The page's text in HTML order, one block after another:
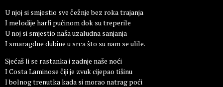
U njoj si smjestio sve čežnje bez roka trajanja
I melodije harfi pučinom dok su treperile
U noj si smjestio naša uzaludna sanjanja
I smaragdne dubine u srca što su nam se ulile.
Sjećaš li se rastanka i zadnje naše noći
I Costa Laminose čiji je zvuk cijepao tišinu
I bolnog trenutka kada si morao natrag poći